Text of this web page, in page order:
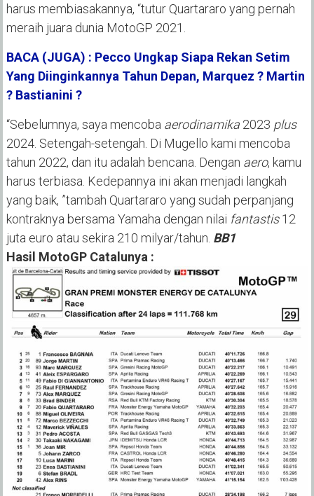
harus membiasakannya, “tutur Quartararo yang pernah
meraih juara dunia MotoGP 2021.
BACA (JUGA) : Pecco Ungkap Siapa Rekan Setim
Yang Diinginkannya Tahun Depan, Marquez ? Martin
? Bastianini ?
“Sebelumnya, saya mencoba aerodinamika2023 plus
2024. Setengah-setengah. Di Mugello kami mencoba
tahun 2022, dan itu adalah bencana. Dengan aero, kamu
harus terbiasa. Kedepannya ini akan menjadi langkah
yang baik, ”tambah Quartararo yang sudah perpanjang
kontraknya bersama Yamaha dengan nilai fantastis12
juta euro atau sekira 210 milyar/tahun. BB1
Hasil MotoGP Catalunya :